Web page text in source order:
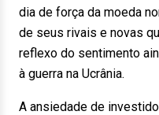
dia de força da moeda
de seus rivais e novas
reflexo do sentimento
à guerra na Ucrânia.
A ansiedade de